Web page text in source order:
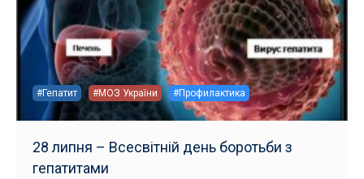
#Гепатит #МОЗ України #Профилактика
28 липня – Всесвітній день боротьби з
гепатитами